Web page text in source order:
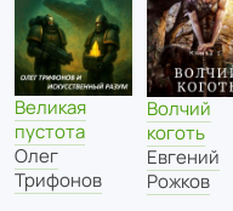
Великая
пустота
Олег
Трифонов
Волчий
коготь
Евгений
Рожков